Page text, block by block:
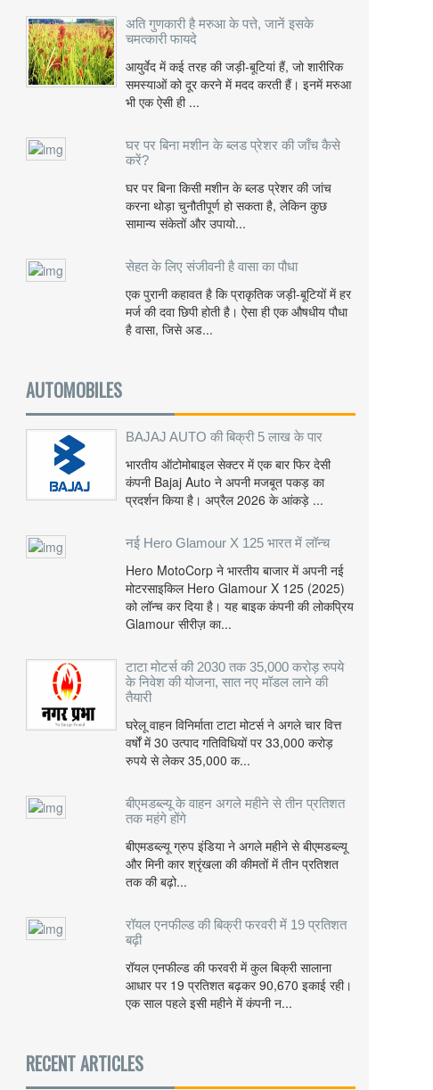
अति गुणकारी है मरुआ के पत्ते, जानें इसके
चमत्कारी फायदे
आयुर्वेद में कई तरह की जड़ी-बूटियां हैं, जो शारीरिक
समस्याओं को दूर करने में मदद करती हैं। इनमें मरुआ
भी एक ऐसी ही ...
घर पर बिना मशीन के ब्लड प्रेशर की जाँच कैसे
करें?
घर पर बिना किसी मशीन के ब्लड प्रेशर की जांच
करना थोड़ा चुनौतीपूर्ण हो सकता है, लेकिन कुछ
सामान्य संकेतों और उपायो...
सेहत के लिए संजीवनी है वासा का पौधा
एक पुरानी कहावत है कि प्राकृतिक जड़ी-बूटियों में हर
मर्ज की दवा छिपी होती है। ऐसा ही एक औषधीय पौधा
है वासा, जिसे अड...
AUTOMOBILES
BAJAJ AUTO की बिक्री 5 लाख के पार
भारतीय ऑटोमोबाइल सेक्टर में एक बार फिर देसी
कंपनी Bajaj Auto ने अपनी मजबूत पकड़ का
प्रदर्शन किया है। अप्रैल 2026 के आंकड़े ...
नई Hero Glamour X 125 भारत में लॉन्च
Hero MotoCorp ने भारतीय बाजार में अपनी नई
मोटरसाइकिल Hero Glamour X 125 (2025)
को लॉन्च कर दिया है। यह बाइक कंपनी की लोकप्रिय
Glamour सीरीज़ का...
टाटा मोटर्स की 2030 तक 35,000 करोड़ रुपये
के निवेश की योजना, सात नए मॉडल लाने की
तैयारी
घरेलू वाहन विनिर्माता टाटा मोटर्स ने अगले चार वित्त
वर्षों में 30 उत्पाद गतिविधियों पर 33,000 करोड़
रुपये से लेकर 35,000 क...
बीएमडब्ल्यू के वाहन अगले महीने से तीन प्रतिशत
तक महंगे होंगे
बीएमडब्ल्यू ग्रुप इंडिया ने अगले महीने से बीएमडब्ल्यू
और मिनी कार श्रृंखला की कीमतों में तीन प्रतिशत
तक की बढ़ो...
रॉयल एनफील्ड की बिक्री फरवरी में 19 प्रतिशत
बढ़ी
रॉयल एनफील्ड की फरवरी में कुल बिक्री सालाना
आधार पर 19 प्रतिशत बढ़कर 90,670 इकाई रही।
एक साल पहले इसी महीने में कंपनी न...
RECENT ARTICLES